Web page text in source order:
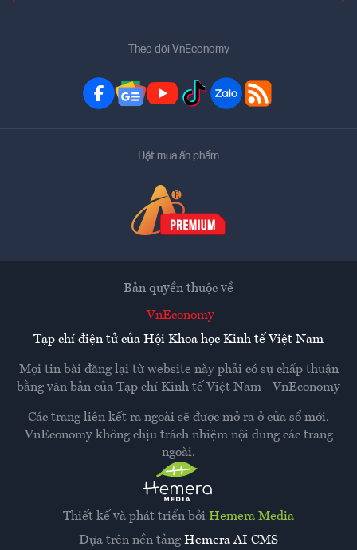
Theo dõi VnEconomy
Đặt mua ấn phẩm
Thiết kế và phát triển bởi Hemera Media
Dựa trên nền tảng Hemera AI CMS
Bản quyền thuộc về
VnEconomy
Tạp chí điện tử của Hội Khoa học Kinh tế Việt Nam
Mọi tin bài đăng lại từ website này phải có sự chấp thuận
bằng văn bản của Tạp chí Kinh tế Việt Nam - VnEconomy
Các trang liên kết ra ngoài sẽ được mở ra ở cửa sổ mới.
VnEconomy không chịu trách nhiệm nội dung các trang
ngoài.